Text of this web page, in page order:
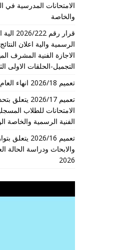
الامتحانات المدرسية في
والخاصة
قرار
الرسمية والية اعلان
الاجازة الفنية المشرف
التجميل-الحلقات الاولى
تعميم 2026/18 انهاء العام الدراسي 2026/2025
تعميم 2026/
الامتحانات للطلاب
الفنية الرسمية والخاصة
تعميم 2026/
والابحاث ودراسة الحالة
2026
الفيديو